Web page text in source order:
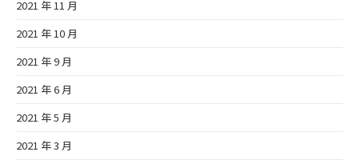
2021 年 11 月
2021 年 10 月
2021 年 9 月
2021 年 6 月
2021 年 5 月
2021 年 3 月